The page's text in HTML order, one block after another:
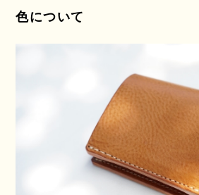
色について